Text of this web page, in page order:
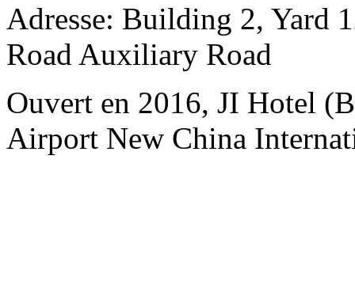
Adresse: Building 2, Yard
Road Auxiliary Road
Ouvert en 2016, JI Hotel
Airport New China